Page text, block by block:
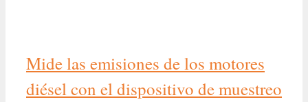
Mide las emisiones de los motores
diésel con el dispositivo de muestreo